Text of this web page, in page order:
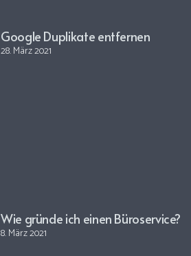
Google Duplikate entfernen
28. März 2021
Wie gründe ich einen Büroservice?
8. März 2021